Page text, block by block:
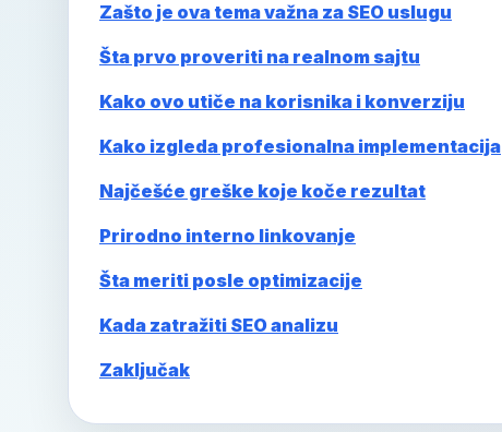
Zašto je ova tema važna za SEO uslugu
Šta prvo proveriti na realnom sajtu
Kako ovo utiče na korisnika i konverziju
Kako izgleda profesionalna implementacija
Najčešće greške koje koče rezultat
Prirodno interno linkovanje
Šta meriti posle optimizacije
Kada zatražiti SEO analizu
Zaključak